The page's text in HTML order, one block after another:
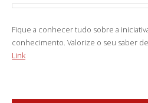
Fique a conhecer tudo sobre a
conhecimento. Valorize o seu saber
Link